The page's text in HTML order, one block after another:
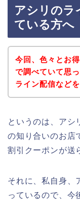
アシリのラ
ている方へ
今回、色々とお
で調べていて思
ライン配信など
というのは、アシ
の知り合いのお店
割引クーポンが送
それに、私自身、
っているので、今